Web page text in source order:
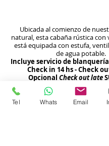
Ubicada al comienzo de
natural, esta cabaña rústica con
está equipada con estufa,
de agua potable.
Incluye servicio de
Check in 14 hs - Check
Opcional Check out late
DISPONIBILIDAD
Habilita cabaña & estadía
Tel Whats Email